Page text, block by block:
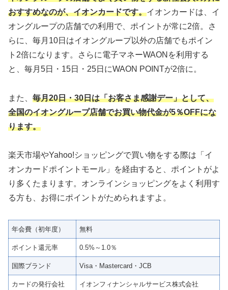
おすすめなのが、イオンカードです。イオンカードは、イ
オングループの店舗での利用で、ポイントが常に2倍。さ
らに、毎月10日はイオングループ以外の店舗でもポイン
ト2倍になります。さらに電子マネーWAONを利用する
と、毎月5日・15日・25日にWAON POINTが2倍に。
また、 毎月20日・30日は「お客さま感謝デー」として、
全国のイオングループ店舗でお買い物代金が5％OFFにな
ります。
楽天市場やYahoo!ショッピングで買い物をする際は「イ
オンカードポイントモール」を経由すると、ポイントがよ
り多くたまります。オンラインショッピングをよく利用す
る方も、お得にポイントがためられますよ。
年会費（初年度） 無料
ポイント還元率 0.5%～1.0％
国際ブランド Visa・Mastercard・JCB
カードの発行会社 イオンフィナンシャルサービス株式会社